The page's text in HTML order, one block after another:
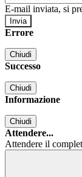
E-mail inviata, si
Errore
Chiudi
Successo
Chiudi
Informazione
Chiudi
Attendere...
Attendere il